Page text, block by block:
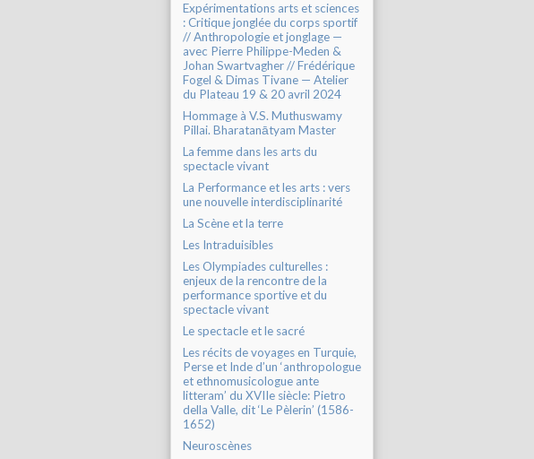
Expérimentations arts et sciences
: Critique jonglée du corps sportif
// Anthropologie et jonglage —
avec Pierre Philippe-Meden &
Johan Swartvagher // Frédérique
Fogel & Dimas Tivane — Atelier
du Plateau 19 & 20 avril 2024
Hommage à V.S. Muthuswamy
Pillai. Bharatanātyam Master
La femme dans les arts du
spectacle vivant
La Performance et les arts : vers
une nouvelle interdisciplinarité
La Scène et la terre
Les Intraduisibles
Les Olympiades culturelles :
enjeux de la rencontre de la
performance sportive et du
spectacle vivant
Le spectacle et le sacré
Les récits de voyages en Turquie,
Perse et Inde d’un ‘anthropologue
et ethnomusicologue ante
litteram’ du XVIIe siècle: Pietro
della Valle, dit ‘Le Pèlerin’ (1586-
1652)
Neuroscènes